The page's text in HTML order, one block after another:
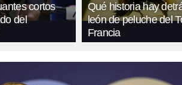
cortos
del
Qué historia hay
león de peluche del
Francia